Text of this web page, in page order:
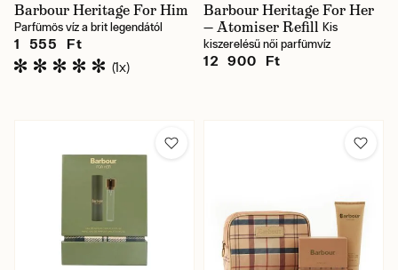
Barbour Heritage For Him
Parfümös víz a brit legendától
1 555 Ft
(1x)
Barbour Heritage For Her
— Atomiser Refill Kis
kiszerelésű női parfümvíz
12 900 Ft